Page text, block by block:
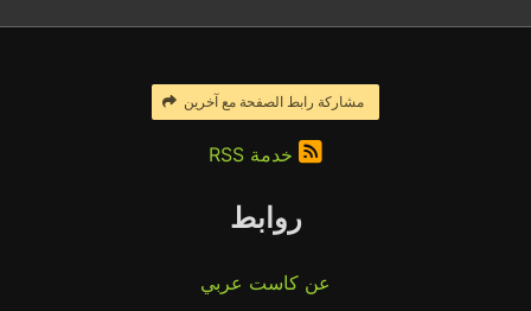
مشاركة رابط الصفحة مع آخرين
خدمة RSS
روابط
عن كاست عربي